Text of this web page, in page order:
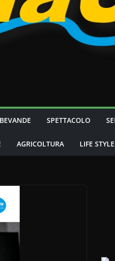
SPETTACOLO
AGRICOLTURA LIFE STYLE